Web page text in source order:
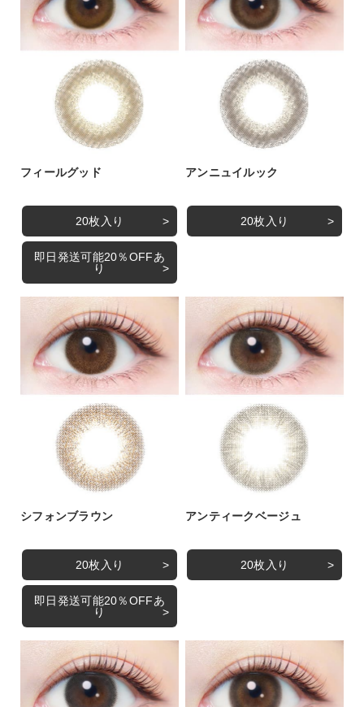
フィールグッド
20枚入り
即日発送可能20％OFFあ
り
アンニュイルック
20枚入り
シフォンブラウン
20枚入り
即日発送可能20％OFFあ
り
アンティークベージュ
20枚入り